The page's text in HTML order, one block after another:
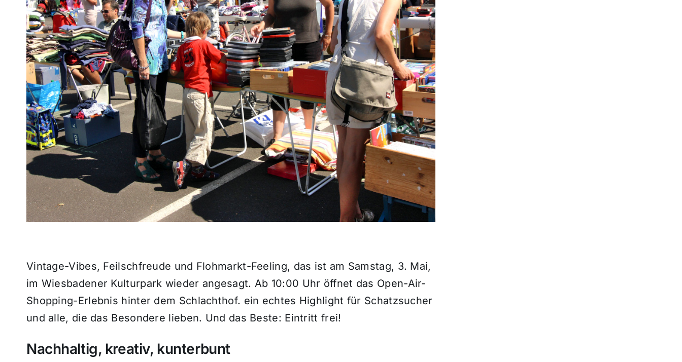
Vintage-Vibes, Feilschfreude und Flohmarkt-Feeling, das ist am Samstag, 3. Mai,
im Wiesbadener Kulturpark wieder angesagt. Ab 10:00 Uhr öffnet das Open-Air-
Shopping-Erlebnis hinter dem Schlachthof. ein echtes Highlight für Schatzsucher
und alle, die das Besondere lieben. Und das Beste: Eintritt frei!
Nachhaltig, kreativ, kunterbunt